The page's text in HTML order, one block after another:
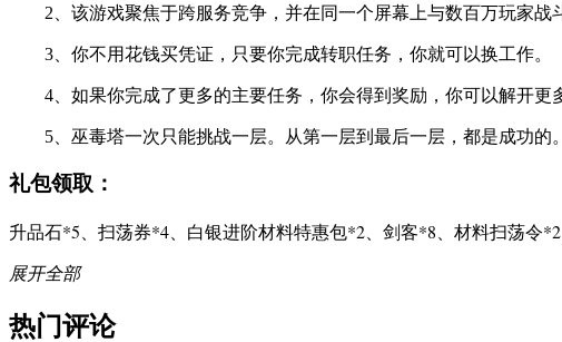
2、该游戏聚焦于跨服务竞争，并在同一个屏幕上与数百万玩家战
3、你不用花钱买凭证，只要你完成转职任务，你就可以换工作。
4、如果你完成了更多的主要任务，你会得到奖励，你可以解开更
5、巫毒塔一次只能挑战一层。从第一层到最后一层，都是成功的。
礼包领取：
升品石*5、扫荡券*4、白银进阶材料特惠包*2、剑客*8、材料扫荡令
展开全部
热门评论